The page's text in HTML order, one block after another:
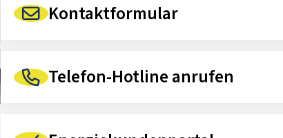
Kontaktformular
Telefon-Hotline anrufen